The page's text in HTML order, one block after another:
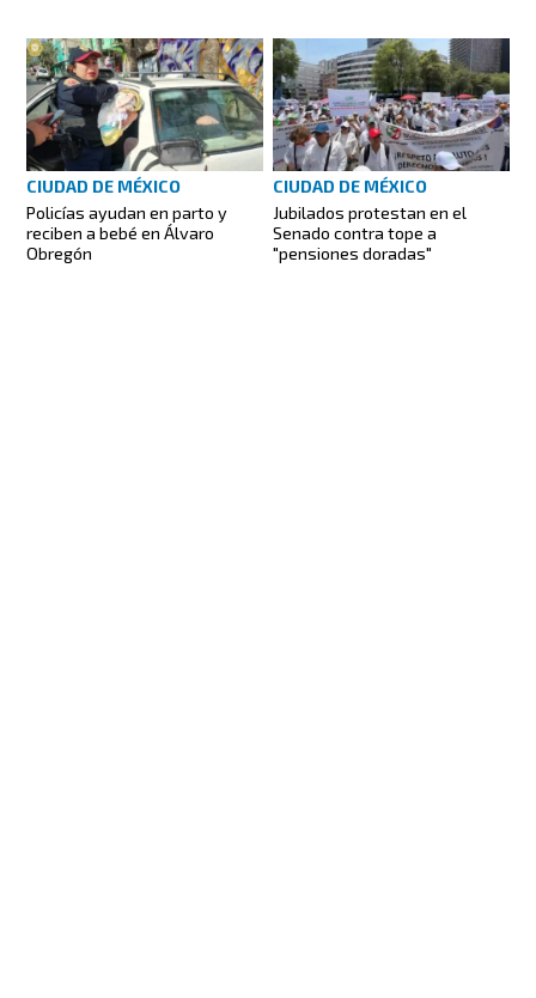
CIUDAD DE MÉXICO
Policías ayudan en parto y
reciben a bebé en Álvaro
Obregón
CIUDAD DE MÉXICO
Jubilados protestan en el
Senado contra tope a
"pensiones doradas"